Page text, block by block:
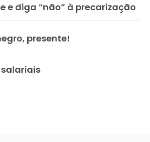
e diga “não” à precarização
presente!